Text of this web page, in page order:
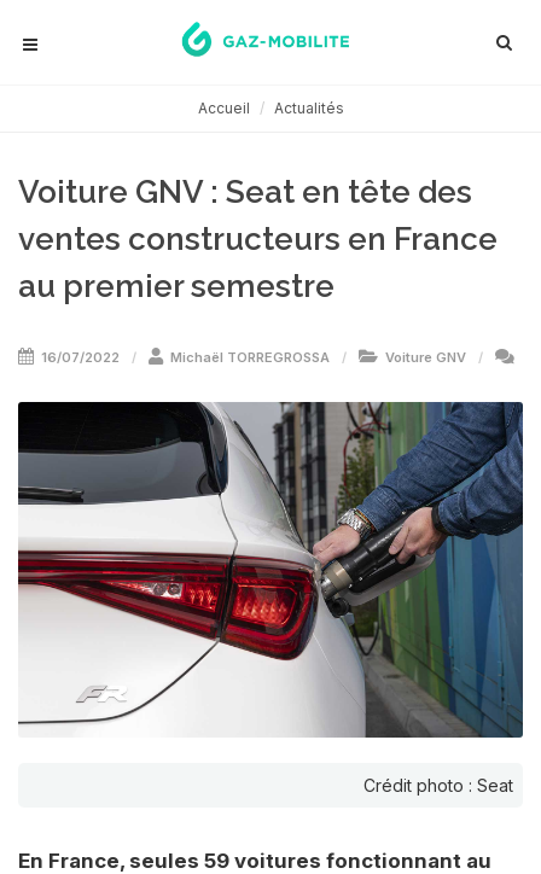
Accueil Actualités
Voiture GNV : Seat en tête des
ventes constructeurs en France
au premier semestre
16/07/2022 Michaël TORREGROSSA Voiture GNV
Crédit photo : Seat
En France, seules 59 voitures fonctionnant au